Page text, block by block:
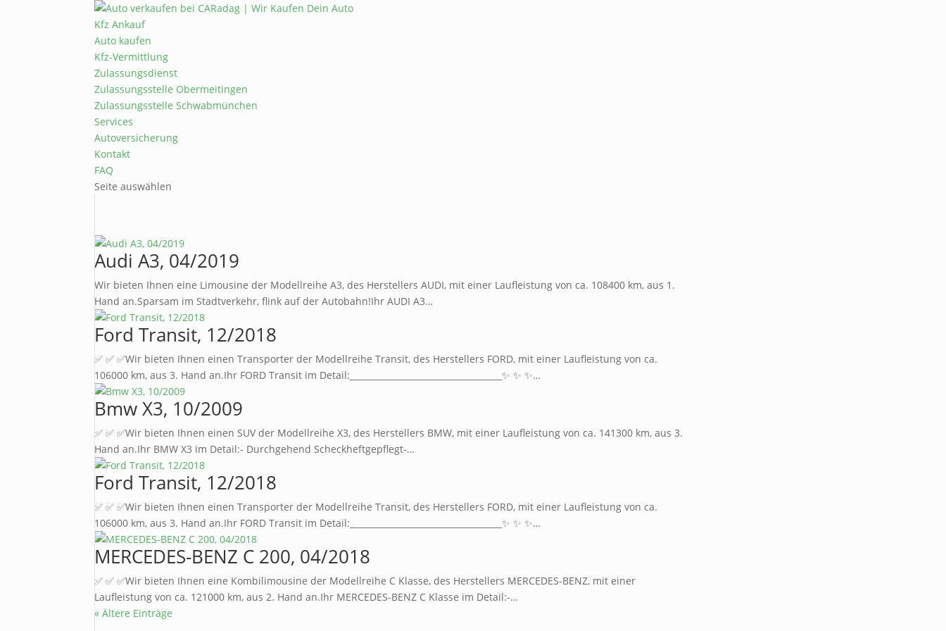
Kfz Ankauf
Auto kaufen
Kfz-Vermittlung
Zulassungsdienst
Zulassungsstelle Obermeitingen
Zulassungsstelle Schwabmünchen
Services
Autoversicherung
Kontakt
FAQ
Seite auswählen
Audi A3, 04/2019
Wir bieten Ihnen eine Limousine der Modellreihe A3, des Herstellers AUDI, mit einer Laufleistung von ca. 108400 km, aus 1.
Hand an.Sparsam im Stadtverkehr, flink auf der Autobahn!Ihr AUDI A3…
Ford Transit, 12/2018
✅ ✅ ✅Wir bieten Ihnen einen Transporter der Modellreihe Transit, des Herstellers FORD, mit einer Laufleistung von ca.
106000 km, aus 3. Hand an.Ihr FORD Transit im Detail:____________________________________✨ ✨ ✨…
Bmw X3, 10/2009
✅ ✅ ✅Wir bieten Ihnen einen SUV der Modellreihe X3, des Herstellers BMW, mit einer Laufleistung von ca. 141300 km, aus 3.
Hand an.Ihr BMW X3 im Detail:- Durchgehend Scheckheftgepflegt-…
Ford Transit, 12/2018
✅ ✅ ✅Wir bieten Ihnen einen Transporter der Modellreihe Transit, des Herstellers FORD, mit einer Laufleistung von ca.
106000 km, aus 3. Hand an.Ihr FORD Transit im Detail:____________________________________✨ ✨ ✨…
MERCEDES-BENZ C 200, 04/2018
✅ ✅ ✅Wir bieten Ihnen eine Kombilimousine der Modellreihe C Klasse, des Herstellers MERCEDES-BENZ, mit einer
Laufleistung von ca. 121000 km, aus 2. Hand an.Ihr MERCEDES-BENZ C Klasse im Detail:-…
« Ältere Einträge